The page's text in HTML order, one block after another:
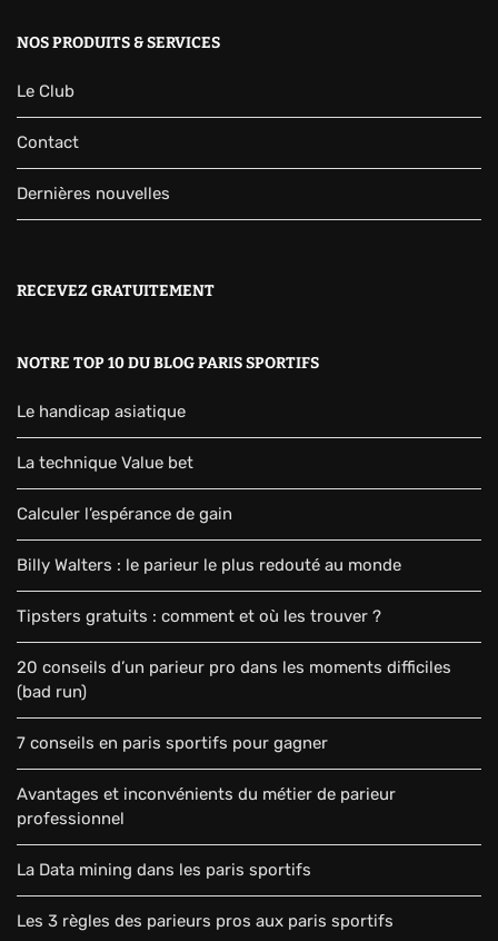
NOS PRODUITS & SERVICES
Le Club
Contact
Dernières nouvelles
RECEVEZ GRATUITEMENT
NOTRE TOP 10 DU BLOG PARIS SPORTIFS
Le handicap asiatique
La technique Value bet
Calculer l’espérance de gain
Billy Walters : le parieur le plus redouté au monde
Tipsters gratuits : comment et où les trouver ?
20 conseils d’un parieur pro dans les moments difficiles
(bad run)
7 conseils en paris sportifs pour gagner
Avantages et inconvénients du métier de parieur
professionnel
La Data mining dans les paris sportifs
Les 3 règles des parieurs pros aux paris sportifs